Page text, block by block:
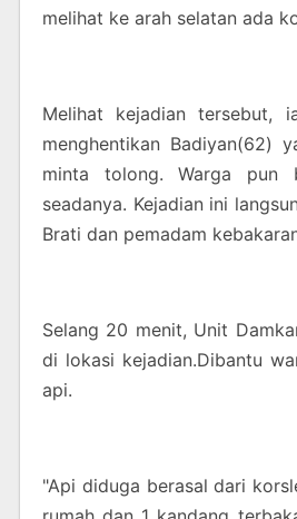
melihat ke arah selatan ada
Melihat kejadian
menghentikan Badiyan(62)
minta tolong. Warga pun
seadanya. Kejadian ini
Brati dan pemadam
Selang 20 menit, Unit
di lokasi kejadian.Dibantu
api.
"Api diduga berasal dari